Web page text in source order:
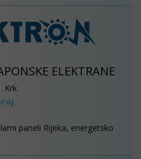
ELEKTRANE
Krk
paneli Rijeka, energetsko